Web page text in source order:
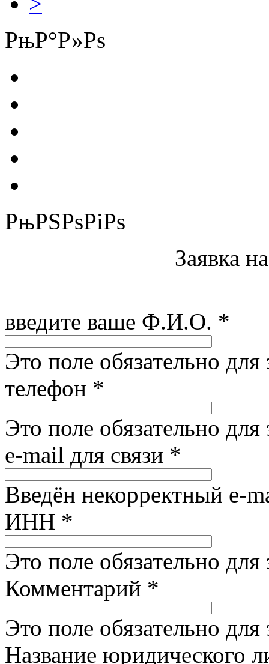
РњР°Р»Рѕ
РњРЅРѕРіРѕ
Заявка
введите ваше Ф.И.О. *
Это поле обязательно для
телефон *
Это поле обязательно для
e-mail для связи *
Введён некорректный e-
ИНН *
Это поле обязательно для
Комментарий *
Это поле обязательно для
Название юридического